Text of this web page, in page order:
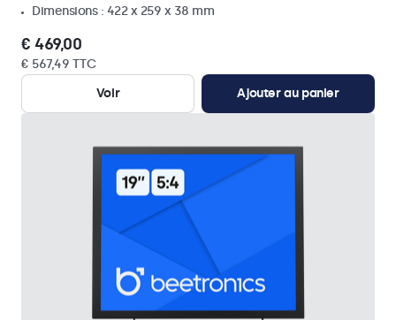
Dimensions : 422 x 259 x 38 mm
€ 469,00
€ 567,49 TTC
Voir
Ajouter au panier